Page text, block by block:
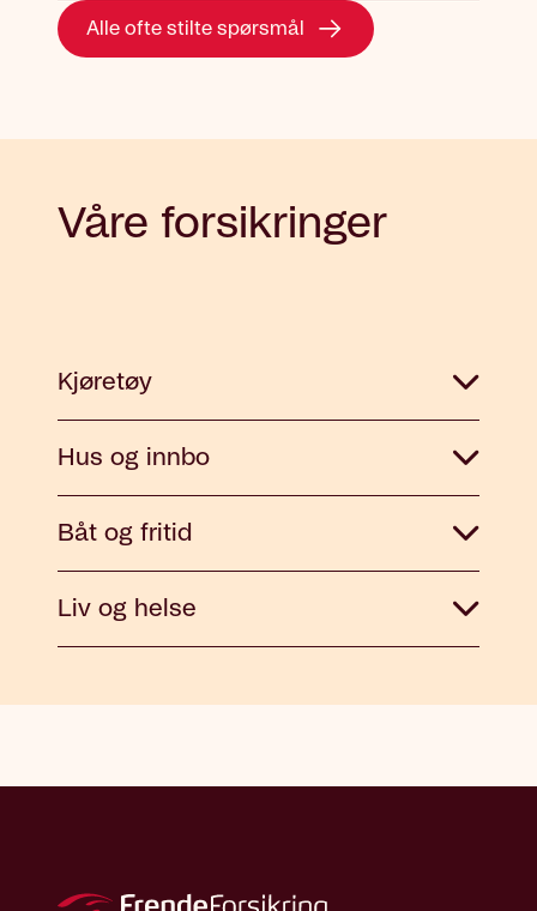
Alle ofte stilte spørsmål
Våre forsikringer
Kjøretøy
Hus og innbo
Båt og fritid
Liv og helse